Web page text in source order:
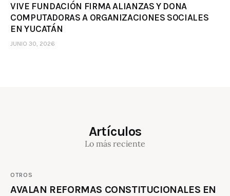
VIVE FUNDACIÓN FIRMA ALIANZAS Y DONA
COMPUTADORAS A ORGANIZACIONES SOCIALES
EN YUCATÁN
JUNIO 30, 2026
Artículos
Lo más reciente
OTROS
AVALAN REFORMAS CONSTITUCIONALES EN